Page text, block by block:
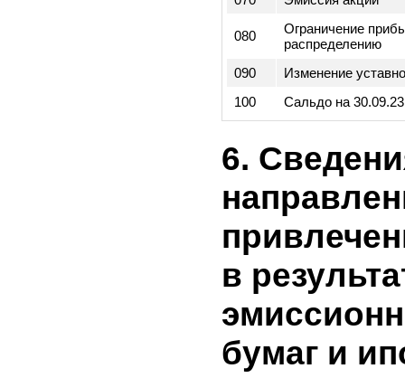
ошибок
040 не признанные
прибылях и
050 Чистая
отчетный
060
Дивиденды
070 Эмиссия акций
080
распределению
090 Изменение